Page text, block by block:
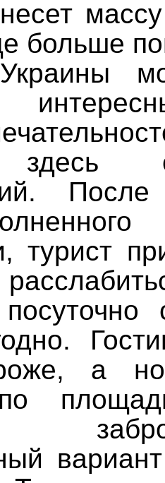
больше
здесь
турист
а